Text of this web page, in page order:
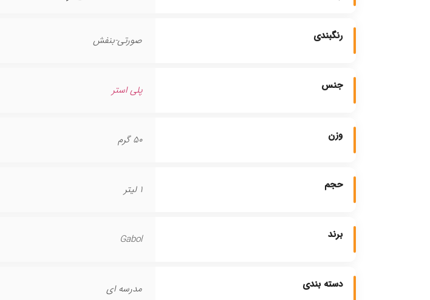
رنگبندی صورتی-بنفش
جنس پلی استر
وزن 50 گرم
حجم 1 لیتر
برند Gabol
دسته بندی مدرسه ای